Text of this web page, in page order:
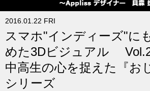
クリエイターズID
求人
2016.01.22 FRI
スマホ"インディーズ"に
めた3Dビジュアル
中高生の心を捉えた『お
シリーズ